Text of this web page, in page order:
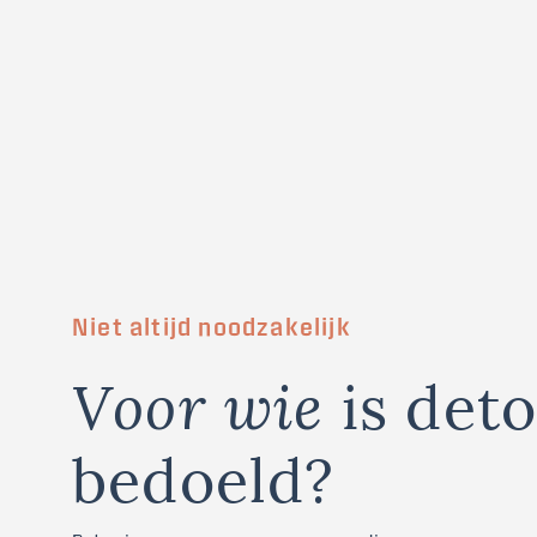
Niet altijd noodzakelijk
Voor wie is deto
bedoeld?